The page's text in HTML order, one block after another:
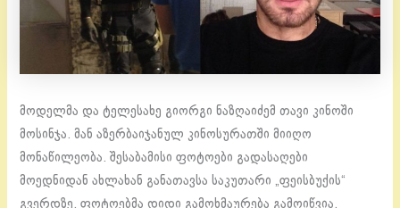
მოდელმა და ტელესახე გიორგი ნაზღაიძემ თავი კინოში
მოსინჯა. მან აზერბაიჯანულ კინოსურათში მიიღო
მონაწილეობა. შესაბამისი ფოტოები გადასაღები
მოედნიდან ახლახან განათავსა საკუთარი „ფეისბუქის“
გვერდზე. ფოტოებმა დიდი გამოხმაურება გამოიწვია,